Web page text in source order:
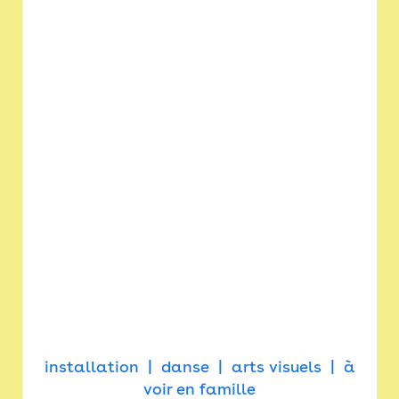
installation danse arts visuels
à
voir en famille